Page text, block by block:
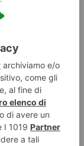
comanda Conte!
formula vuota,